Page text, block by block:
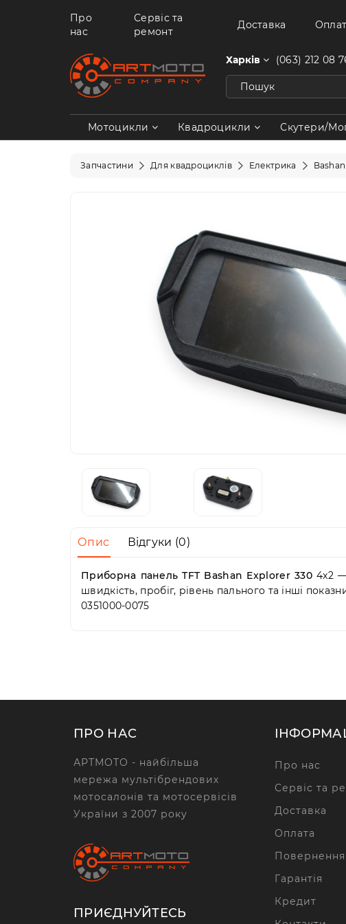
Про
нас
Сервіс та
ремонт
Доставка
Харків (063) 212 08
Мотоцикли Квадроцикли Скутери/
Запчастини Для квадроциклів Електрика Bashan
Опис Відгуки (0)
Приборна панель TFT Bashan Explorer 3304x2 —
швидкість, пробіг, рівень пального та інші
0351000-0075
ПРО НАС
АРТМОТО - найбільша
мережа мультібрендових
мотосалонів та мотосервісів
України з 2007 року
ПРИЄДНУЙТЕСЬ
Про нас
Сервіс та
Доставка
Оплата
Повернення
Гарантія
Кредит